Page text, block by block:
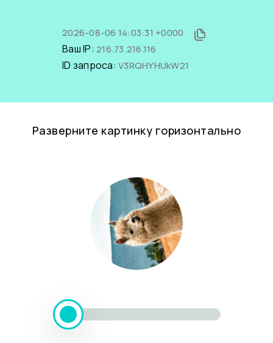
2026-08-06 14:03:31 +0000
Ваш IP: 216.73.216.116
ID запроса: V3RQHYHUkW21
Разверните картинку горизонтально